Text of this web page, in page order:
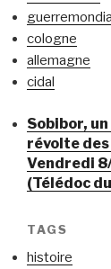
cologne
allemagne
cidal
Sobibor,
révolte
Vendredi
(Télédoc
TAGS
histoire